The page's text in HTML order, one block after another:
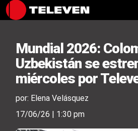
Mundial 2026:
Uzbekistán se
miércoles por
por: Elena Velásquez
17/06/26 | 1:30 pm